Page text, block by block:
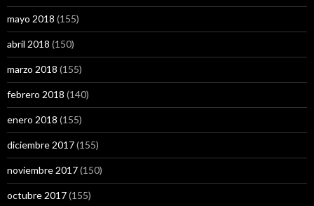
mayo 2018 (155)
abril 2018 (150)
marzo 2018 (155)
febrero 2018 (140)
enero 2018 (155)
diciembre 2017(155)
noviembre 2017(150)
octubre 2017(155)